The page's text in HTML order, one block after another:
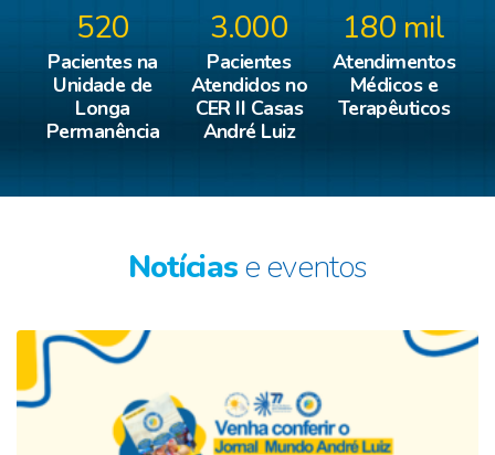
520
Pacientes na
Unidade de
Longa
Permanência
3.000
Pacientes
Atendidos no
CER II Casas
André Luiz
180 mil
Atendimentos
Médicos e
Terapêuticos
Notíciase eventos